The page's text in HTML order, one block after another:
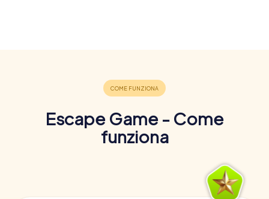
Escape Game - Come
funziona